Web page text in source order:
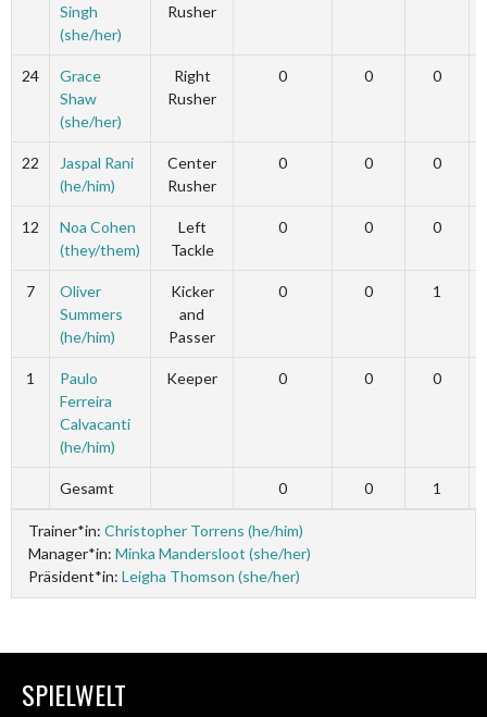
Singh
(she/her)
Rusher
24
Grace
Shaw
(she/her)
Right
Rusher
0 0 0
22
Jaspal Rani
(he/him)
Center
Rusher
0 0 0
12
Noa Cohen
(they/them)
Left
Tackle
0 0 0
7
Oliver
Summers
(he/him)
Kicker
and
Passer
0 0 1
1
Paulo
Ferreira
Calvacanti
(he/him)
Keeper 0 0 0
Gesamt 0 0 1
Trainer*in: Christopher Torrens (he/him)
Manager*in: Minka Mandersloot (she/her)
Präsident*in: Leigha Thomson (she/her)
SPIELWELT